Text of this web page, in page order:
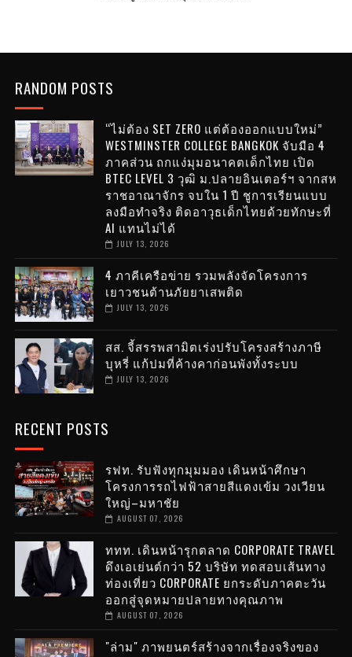
RANDOM POSTS
“ไม่ต้อง SET ZERO แต่ต้องออกแบบใหม่”
WESTMINSTER COLLEGE BANGKOK จับมือ 4
ภาคส่วน ถกแง่มุมอนาคตเด็กไทย เปิด
BTEC LEVEL 3 วุฒิ ม.ปลายอินเตอร์ฯ จากสห
ราชอาณาจักร จบใน 1 ปี ชูการเรียนแบบ
ลงมือทำจริง ติดอาวุธเด็กไทยด้วยทักษะที่
AI แทนไม่ได้
JULY 13, 2026
4 ภาคีเครือข่าย รวมพลังจัดโครงการ
เยาวชนต้านภัยยาเสพติด
JULY 13, 2026
สส. จี้สรรพสามิตเร่งปรับโครงสร้างภาษี
บุหรี่ แก้ปมที่ค้างคาก่อนพังทั้งระบบ
JULY 13, 2026
RECENT POSTS
รฟท. รับฟังทุกมุมมอง เดินหน้าศึกษา
โครงการรถไฟฟ้าสายสีแดงเข้ม วงเวียน
ใหญ่–มหาชัย
AUGUST 07, 2026
ททท. เดินหน้ารุกตลาด CORPORATE TRAVEL
ดึงเอเย่นต์กว่า 52 บริษัท ทดสอบเส้นทาง
ท่องเที่ยว CORPORATE ยกระดับภาคตะวัน
ออกสู่จุดหมายปลายทางคุณภาพ
AUGUST 07, 2026
"ล่าม" ภาพยนตร์สร้างจากเรื่องจริงของ